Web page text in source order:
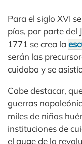
Para el siglo XVI
pías, por parte del
1771 se crea la
serán las
cuidaba y se
Cabe destacar,
guerras
miles de niños
instituciones de
el auge de la